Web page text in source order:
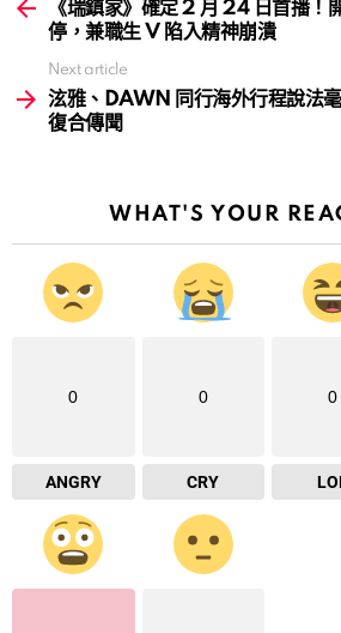
more《瑞鎮家》確定 2 月 24 日首播！
停，兼職生 V 陷入精神崩潰
Next article
泫雅、DAWN 同行海外行程說法
復合傳聞
WHAT'S YOUR
0
ANGRY
0
CRY
0